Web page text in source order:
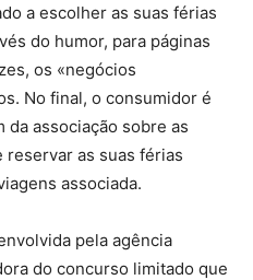
a escolher as suas férias
do humor, para páginas
os «negócios
No final, o consumidor é
da associação sobre as
as suas férias
associada.
pela agência
do concurso limitado que